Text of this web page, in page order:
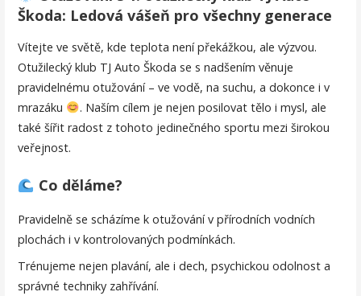
Škoda: Ledová vášeň pro všechny generace
Vítejte ve světě, kde teplota není překážkou, ale výzvou.
Otužilecký klub TJ Auto Škoda se s nadšením věnuje
pravidelnému otužování – ve vodě, na suchu, a dokonce i v
mrazáku
. Naším cílem je nejen posilovat tělo i mysl, ale
také šířit radost z tohoto jedinečného sportu mezi širokou
veřejnost.
Co děláme?
Pravidelně se scházíme k otužování v přírodních vodních
plochách i v kontrolovaných podmínkách.
Trénujeme nejen plavání, ale i dech, psychickou odolnost a
správné techniky zahřívání.